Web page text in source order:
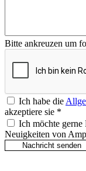
Bitte ankreuzen um
Ich habe die
akzeptiere sie *
Ich möchte gerne
Neuigkeiten von